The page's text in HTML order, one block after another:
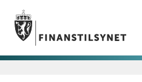
Gå til hovedinnhold
Gå til søkesiden